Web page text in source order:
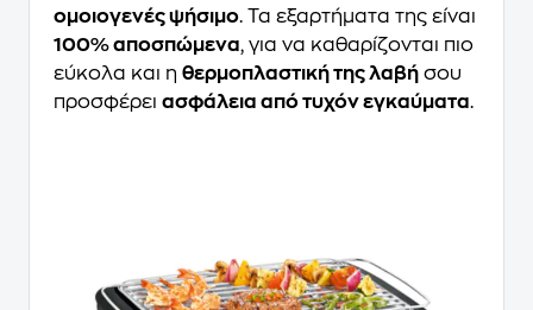
ομοιογενές ψήσιμο. Τα εξαρτήματα της είναι
100% αποσπώμενα, για να καθαρίζονται πιο
εύκολα και η θερμοπλαστική της λαβή σου
προσφέρει ασφάλεια από τυχόν εγκαύματα.